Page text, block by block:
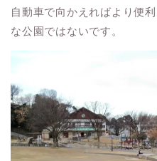
自動車で向かえればより便
な公園ではないです。